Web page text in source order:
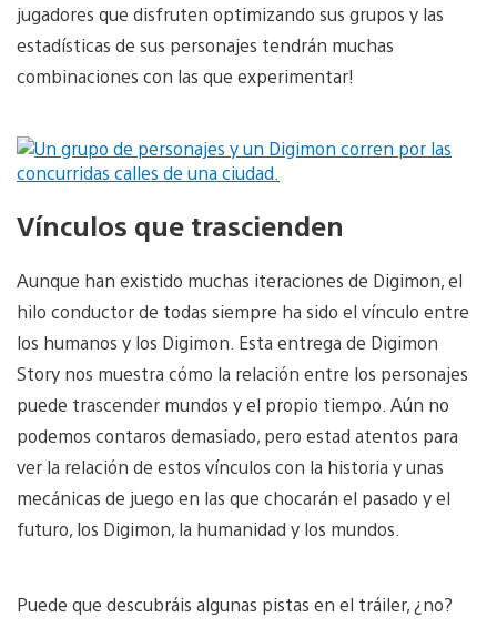
jugadores que disfruten optimizando sus grupos y las
estadísticas de sus personajes tendrán muchas
combinaciones con las que experimentar!
Vínculos que trascienden
Aunque han existido muchas iteraciones de Digimon, el
hilo conductor de todas siempre ha sido el vínculo entre
los humanos y los Digimon. Esta entrega de Digimon
Story nos muestra cómo la relación entre los personajes
puede trascender mundos y el propio tiempo. Aún no
podemos contaros demasiado, pero estad atentos para
ver la relación de estos vínculos con la historia y unas
mecánicas de juego en las que chocarán el pasado y el
futuro, los Digimon, la humanidad y los mundos.
Puede que descubráis algunas pistas en el tráiler, ¿no?